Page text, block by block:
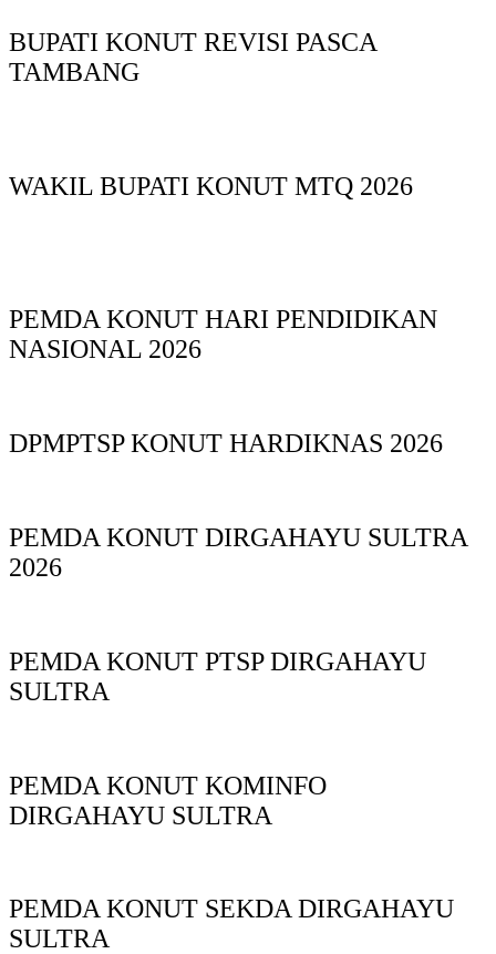
BUPATI KONUT REVISI PASCA
TAMBANG
WAKIL BUPATI KONUT MTQ 2026
PEMDA KONUT HARI PENDIDIKAN
NASIONAL 2026
DPMPTSP KONUT HARDIKNAS 2026
PEMDA KONUT DIRGAHAYU SULTRA
2026
PEMDA KONUT PTSP DIRGAHAYU
SULTRA
PEMDA KONUT KOMINFO
DIRGAHAYU SULTRA
PEMDA KONUT SEKDA DIRGAHAYU
SULTRA